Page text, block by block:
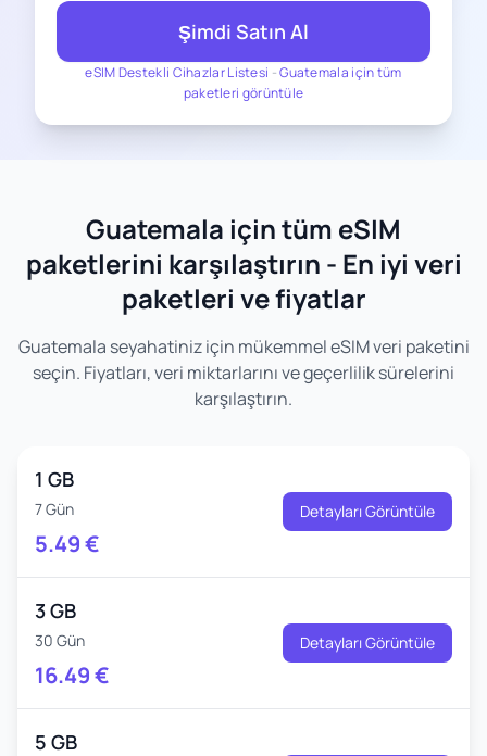
eSIM Destekli Cihazlar Listesi -Guatemala için tüm
paketleri görüntüle
Şimdi Satın Al
Guatemala için tüm eSIM
paketlerini karşılaştırın - En iyi veri
paketleri ve fiyatlar
Guatemala seyahatiniz için mükemmel eSIM veri paketini
seçin. Fiyatları, veri miktarlarını ve geçerlilik sürelerini
karşılaştırın.
1 GB
7 Gün
5.49€
Detayları Görüntüle
3 GB
30 Gün
16.49€
Detayları Görüntüle
5 GB